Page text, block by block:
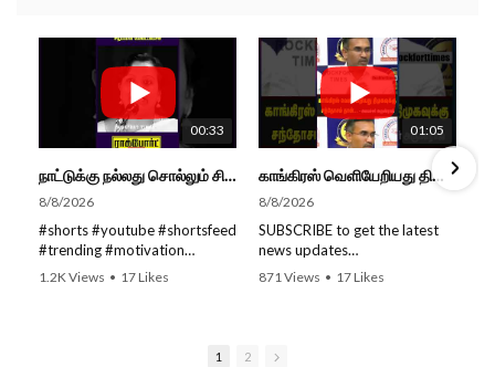
00:33
நாட்டுக்கு நல்லது சொல்லும் சிறப்பான மேடைப்பேச்சு... #shorts #subscribe #video
8/8/2026
#shorts #youtube #shortsfeed
#trending #motivation
#nowtrending #subscribe
SUBSCRIBE to get the latest
1.2K Views • 17 Likes
01:05
காங்கிரஸ் வெளியேறியது திமுகவுக்கு சந்தோசம் தான்... - அமைச்சர் அருண்ராஜ்
8/8/2026
SUBSCRIBE to get the latest
news updates
ROCKFORT TIMES for NEW
871 Views • 17 Likes
1 2